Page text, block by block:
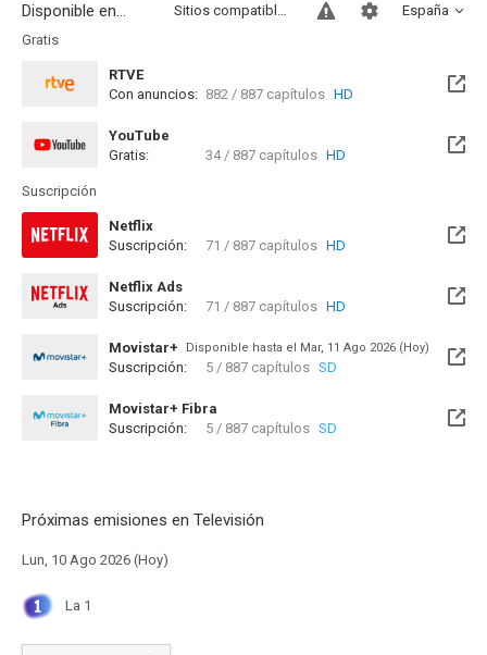
Disponible en... España
Sitios compatibles
Gratis
RTVE
Con anuncios: 882 / 887 capítulos HD
YouTube
Gratis:
34 / 887 capítulos HD
Suscripción
Netflix
Suscripción:
71 / 887 capítulos HD
Netflix Ads
Suscripción:
71 / 887 capítulos HD
Movistar+ Disponible hasta el Mar, 11 Ago 2026 (Hoy)
Suscripción: 5 / 887 capítulos SD
Movistar+ Fibra
Disponible hasta el Mar, 11 Ago 2026 (Hoy)
Suscripción: 5 / 887 capítulos SD
Próximas emisiones en Televisión
Lun, 10 Ago 2026 (Hoy)
La 1